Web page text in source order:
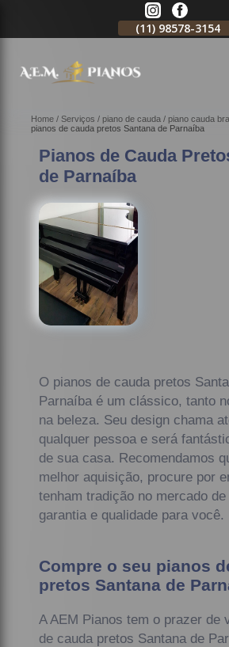
(11) 98578-3154
Home Serviços piano de cauda
piano cauda
pianos de cauda pretos Santana de Parnaíba
Pianos de Cauda
de Parnaíba
O pianos de cauda pretos
Parnaíba é um clássico, tanto
na beleza. Seu design chama
qualquer pessoa e será
de sua casa. Recomendamos
melhor aquisição, procure por
tenham tradição no mercado
garantia e qualidade para você.
Compre o seu pianos
pretos Santana de
A AEM Pianos tem o prazer de
de cauda pretos Santana de